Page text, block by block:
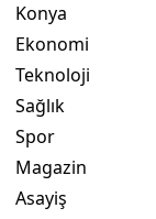
Konya
Ekonomi
Teknoloji
Sağlık
Spor
Magazin
Asayiş